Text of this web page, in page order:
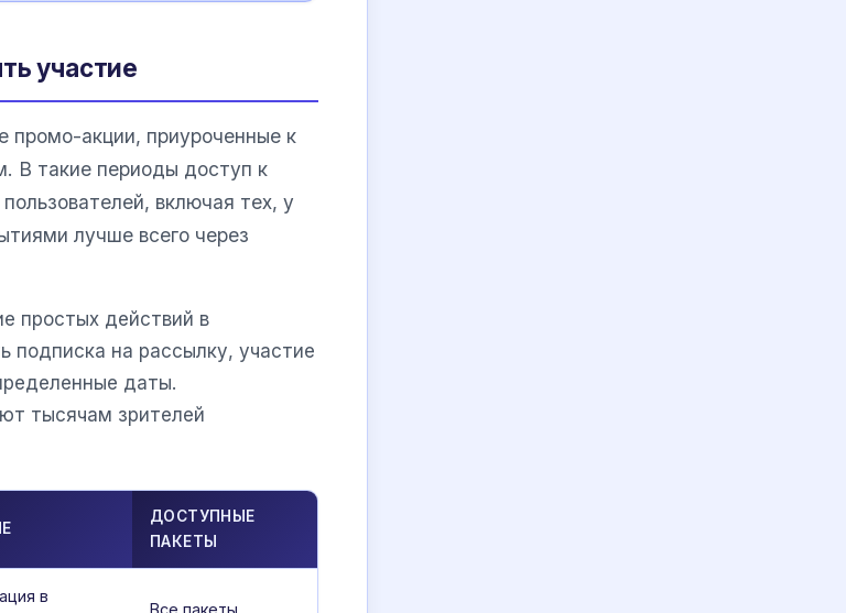
участие
промо-акции, приуроченные к
В такие периоды доступ к
включая тех, у
лучше всего через
простых действий в
подписка на рассылку, участие
даты.
тысячам зрителей
ДОСТУПНЫЕ
ПАКЕТЫ
в